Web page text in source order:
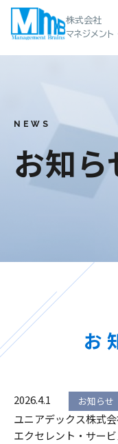
株式会社
マネジメント
NEWS
お知ら
お
2026.4.1 お知らせ
ユニアデックス株式
エクセレント・サー